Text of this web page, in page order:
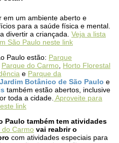
em um ambiente aberto e
para a saúde física e mental.
divertir a criançada. Veja a lista
São Paulo neste link
Paulo estão: Parque
Parque do Carmo Horto Florestal
e Parque da
Jardim Botânico de São Paulo e
também estão abertos, inclusive
toda a cidade. Aproveite para
link
Paulo também tem atividades
do Carmo vai reabrir o
com atividades especiais para